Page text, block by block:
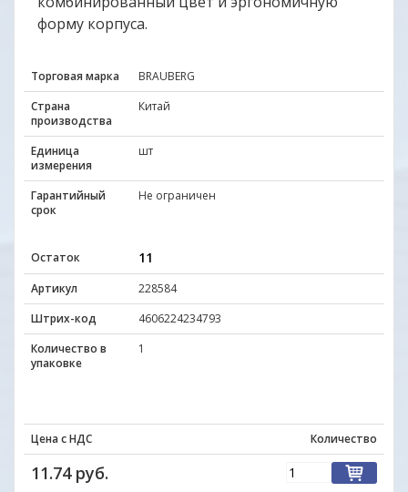
форму корпуса.
Торговая марка
BRAUBERG
Страна
производства
Китай
Единица
измерения
шт
Гарантийный
срок
Не ограничен
Остаток 11
Артикул
228584
Штрих-код
4606224234793
Количество в
упаковке
1
Цена с НДС Количество
11.74 руб.